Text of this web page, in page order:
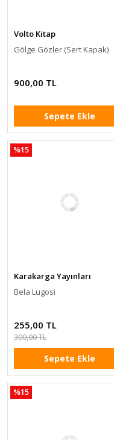
Volto Kitap
Gölge Gözler (Sert Kapak)
900,00 TL
Sepete Ekle
%15
Karakarga Yayınları
Bela Lugosi
255,00 TL
300,00 TL
Sepete Ekle
%15